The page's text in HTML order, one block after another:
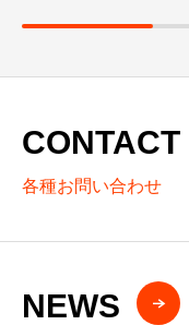
CONTACT
各種お問い合わせ
NEWS